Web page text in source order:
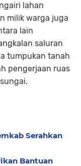
lahan
milik warga juga
lain
saluran
tumpukan tanah
pengerjaan ruas
Serahkan
Bantuan